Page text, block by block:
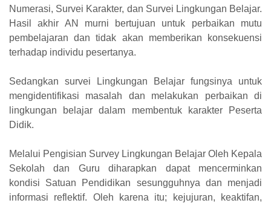
Numerasi, Survei Karakter, dan Survei Lingkungan Belajar.
Hasil akhir AN murni bertujuan untuk perbaikan mutu
pembelajaran dan tidak akan memberikan konsekuensi
terhadap individu pesertanya.
Sedangkan survei Lingkungan Belajar fungsinya untuk
mengidentifikasi masalah dan melakukan perbaikan di
lingkungan belajar dalam membentuk karakter Peserta
Didik.
Melalui Pengisian Survey Lingkungan Belajar Oleh Kepala
Sekolah dan Guru diharapkan dapat mencerminkan
kondisi Satuan Pendidikan sesungguhnya dan menjadi
informasi reflektif. Oleh karena itu; kejujuran, keaktifan,